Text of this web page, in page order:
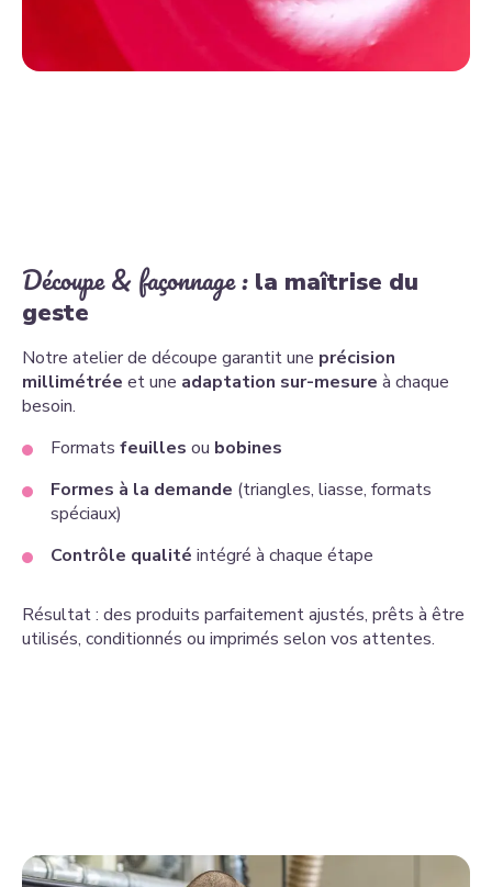
Découpe & façonnage : la maîtrise du
geste
Notre atelier de découpe garantit une précision
millimétrée et une adaptation sur-mesure à chaque
besoin.
Formats feuilles ou bobines
Formes à la demande (triangles, liasse, formats
spéciaux)
Contrôle qualité intégré à chaque étape
Résultat : des produits parfaitement ajustés, prêts à être
utilisés, conditionnés ou imprimés selon vos attentes.